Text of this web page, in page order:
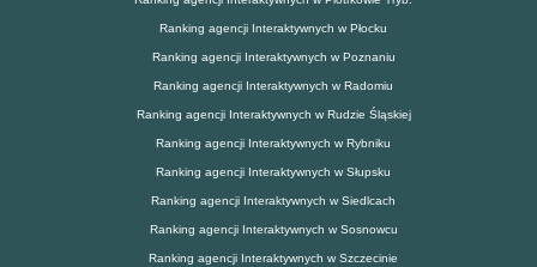
Ranking agencji Interaktywnych w Płocku
Ranking agencji Interaktywnych w Poznaniu
Ranking agencji Interaktywnych w Radomiu
Ranking agencji Interaktywnych w Rudzie Śląskiej
Ranking agencji Interaktywnych w Rybniku
Ranking agencji Interaktywnych w Słupsku
Ranking agencji Interaktywnych w Siedlcach
Ranking agencji Interaktywnych w Sosnowcu
Ranking agencji Interaktywnych w Szczecinie